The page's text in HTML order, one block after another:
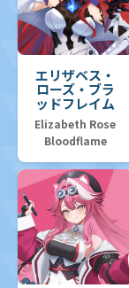
エリザベス・
ローズ・ブラ
ッドフレイム
Elizabeth Rose
Bloodflame